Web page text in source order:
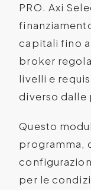
PRO. Axi
capitali fino
broker
livelli e
diverso dalle
Questo
programma,
per le